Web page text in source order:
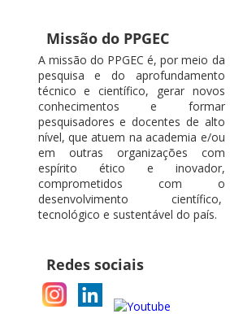
Missão do PPGEC
A missão do PPGEC é, por meio da
pesquisa e do aprofundamento
técnico e científico, gerar novos
conhecimentos e formar
pesquisadores e docentes de alto
nível, que atuem na academia e/ou
em outras organizações com
espírito ético e inovador,
comprometidos com o
desenvolvimento científico,
tecnológico e sustentável do país.
Redes sociais